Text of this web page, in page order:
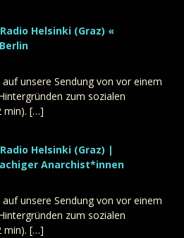
Helsinki (Graz) «
unsere Sendung von vor einem
zum sozialen
min). […]
Helsinki (Graz) |
Anarchist*innen
unsere Sendung von vor einem
zum sozialen
min). […]